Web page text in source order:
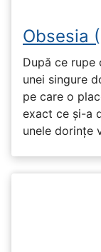
Obsesia
După ce rupe
unei singure
pe care o
exact ce și-a
unele dorințe